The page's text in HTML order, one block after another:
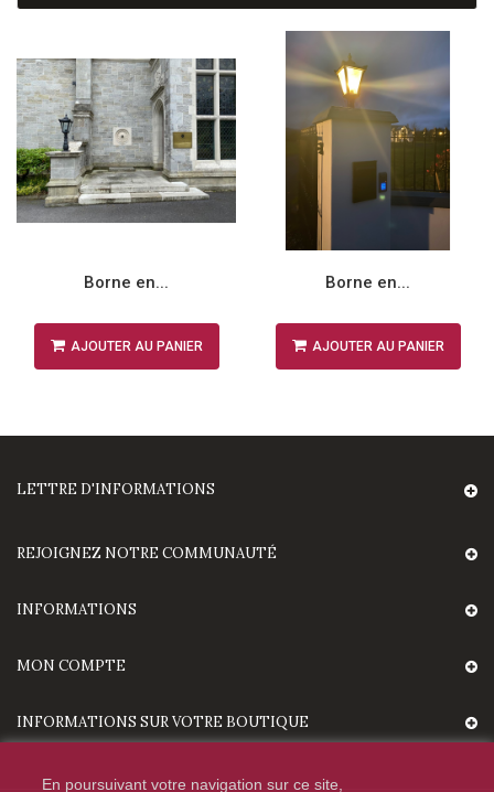
Borne en...
AJOUTER AU PANIER
Borne en...
AJOUTER AU PANIER
LETTRE D'INFORMATIONS
REJOIGNEZ NOTRE COMMUNAUTÉ
INFORMATIONS
MON COMPTE
INFORMATIONS SUR VOTRE BOUTIQUE
En poursuivant votre navigation sur ce site,